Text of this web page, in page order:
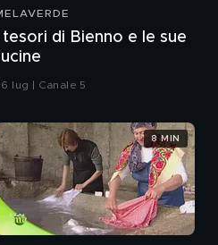
I tesori di Bienno e le sue
lug | Canale 5
8 MIN